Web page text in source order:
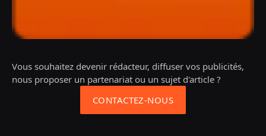
Vous souhaitez devenir rédacteur, diffuser vos publicités,
nous proposer un partenariat ou un sujet d'article ?
CONTACTEZ-NOUS